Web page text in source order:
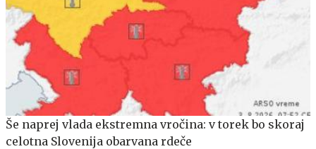
Še naprej vlada ekstremna vročina: v torek bo skoraj
celotna Slovenija obarvana rdeče